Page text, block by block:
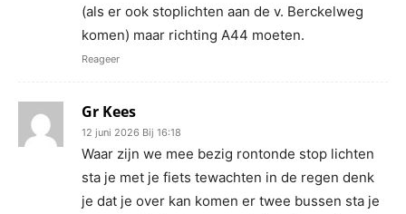
(als er ook stoplichten aan de v. Berckelweg
komen) maar richting A44 moeten.
Reageer
Gr Kees
12 juni 2026 Bij 16:18
Waar zijn we mee bezig rontonde stop lichten
sta je met je fiets tewachten in de regen denk
je dat je over kan komen er twee bussen sta je